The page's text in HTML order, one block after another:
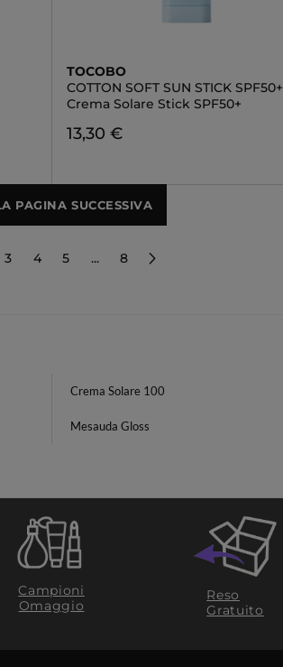
TOCOBO
COTTON SOFT SUN STICK SPF50+
Crema Solare Stick SPF50+
13,30 €
PAGINA SUCCESSIVA
3 4 5 ... 8
Crema Solare 100
Mesauda Gloss
Campioni
Omaggio
Reso
Gratuito